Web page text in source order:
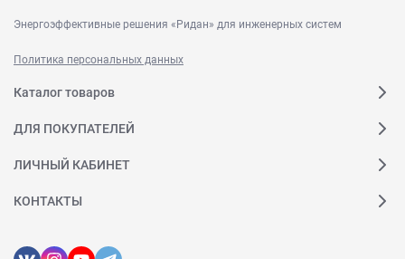
Энергоэффективные решения «Ридан» для инженерных систем
Политика персональных данных
Каталог товаров
ДЛЯ ПОКУПАТЕЛЕЙ
ЛИЧНЫЙ КАБИНЕТ
КОНТАКТЫ